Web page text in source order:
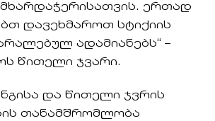
ერთად
დავეხმაროთ სტიქიის
ადამიანებს“ –
წითელი ჯვარი.
და წითელი ჯვრის
თანამშრომლობა